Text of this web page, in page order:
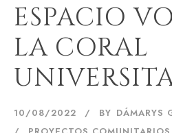
ESPACIO
LA CORAL
10/08/2022 BY DÁMARYS